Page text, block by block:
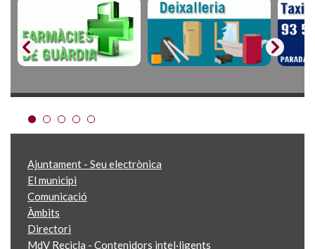
Ajuntament - Seu electrònica
El municipi
Comunicació
Àmbits
Directori
MdV Recicla - Contenidors intel·ligents